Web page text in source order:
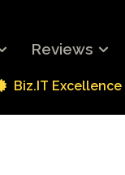
Reviews
Biz.IT Excellence